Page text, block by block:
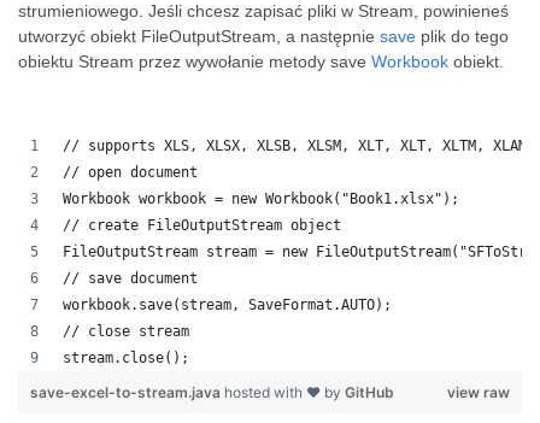
strumieniowego. Jeśli chcesz zapisać pliki w Stream, powinieneś
utworzyć obiekt FileOutputStream, a następnie save plik do tego
obiektu Stream przez wywołanie metody save Workbook obiekt.
// supports XLS, XLSX, XLSB, XLSM, XLT, XLT, XLTM,
// open document
Workbook workbook = new Workbook("Book1.xlsx");
// create FileOutputStream object
FileOutputStream stream = new
// save document
workbook.save(stream, SaveFormat.AUTO);
// close stream
stream.close();
view raw
save-excel-to-stream.java hosted with ❤ by GitHub